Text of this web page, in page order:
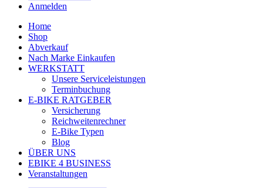
Anmelden
Home
Shop
Abverkauf
Nach Marke Einkaufen
WERKSTATT
Unsere Serviceleistungen
Terminbuchung
E-BIKE RATGEBER
Versicherung
Reichweitenrechner
E-Bike Typen
Blog
ÜBER UNS
EBIKE 4 BUSINESS
Veranstaltungen